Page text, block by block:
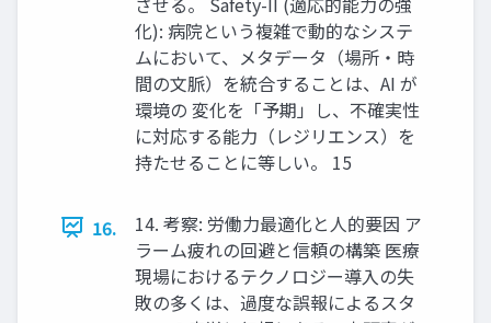
化): 病院という複雑で動的なシステ
ムにおいて、メタデータ（場所・時
間の文脈）を統合することは、AI が
環境の 変化を「予期」し、不確実性
に対応する能力（レジリエンス）を
持たせることに等しい。 15
16.
14. 考察: 労働力最適化と人的要因 ア
ラーム疲れの回避と信頼の構築 医療
現場におけるテクノロジー導入の失
敗の多くは、過度な誤報によるスタ